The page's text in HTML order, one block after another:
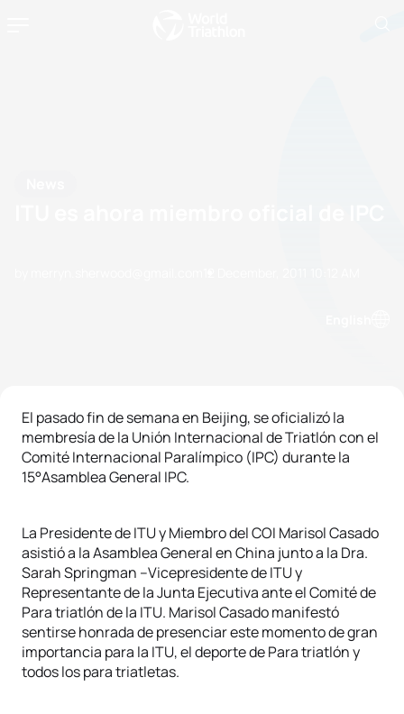
El pasado fin de semana en Beijing, se oficializó la
membresía de la Unión Internacional de Triatlón con el
Comité Internacional Paralímpico (IPC) durante la
15°Asamblea General IPC.
La Presidente de ITU y Miembro del COI Marisol Casado
asistió a la Asamblea General en China junto a la Dra.
Sarah Springman –Vicepresidente de ITU y
Representante de la Junta Ejecutiva ante el Comité de
Para triatlón de la ITU. Marisol Casado manifestó
sentirse honrada de presenciar este momento de gran
importancia para la ITU, el deporte de Para triatlón y
todos los para triatletas.